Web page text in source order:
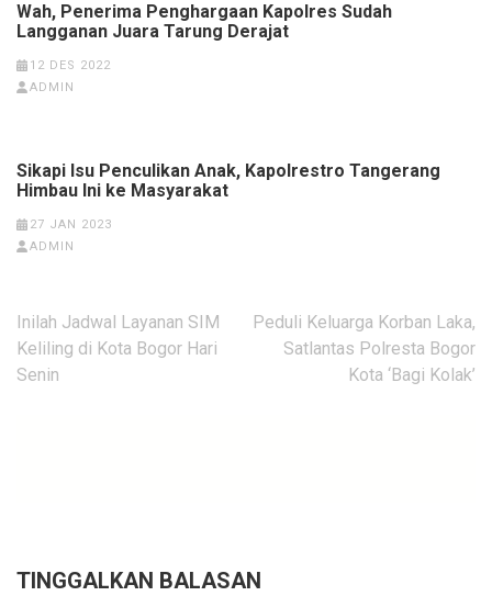
Wah, Penerima Penghargaan Kapolres Sudah
Langganan Juara Tarung Derajat
12 DES 2022
ADMIN
Sikapi Isu Penculikan Anak, Kapolrestro Tangerang
Himbau Ini ke Masyarakat
27 JAN 2023
ADMIN
Navigasi
pos
Inilah Jadwal Layanan SIM
Keliling di Kota Bogor Hari
Senin
Peduli Keluarga Korban Laka,
Satlantas Polresta Bogor
Kota ‘Bagi Kolak’
TINGGALKAN BALASAN